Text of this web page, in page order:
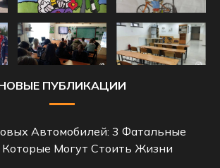
ПУБЛИКАЦИИ
Автомобилей: 3 Фатальные
Могут Стоить Жизни